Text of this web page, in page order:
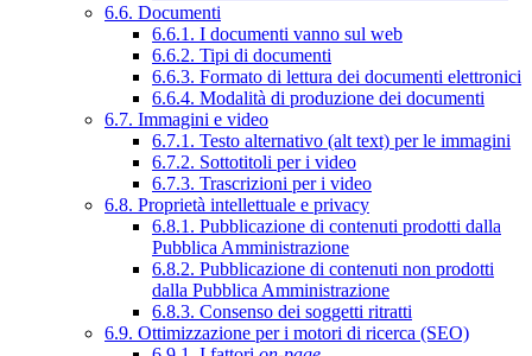
6.6. Documenti
6.6.1. I documenti vanno sul web
6.6.2. Tipi di documenti
6.6.3. Formato di lettura dei documenti elettronici
6.6.4. Modalità di produzione dei documenti
6.7. Immagini e video
6.7.1. Testo alternativo (alt text) per le immagini
6.7.2. Sottotitoli per i video
6.7.3. Trascrizioni per i video
6.8. Proprietà intellettuale e privacy
6.8.1. Pubblicazione di contenuti prodotti dalla
Pubblica Amministrazione
6.8.2. Pubblicazione di contenuti non prodotti
dalla Pubblica Amministrazione
6.8.3. Consenso dei soggetti ritratti
6.9. Ottimizzazione per i motori di ricerca (SEO)